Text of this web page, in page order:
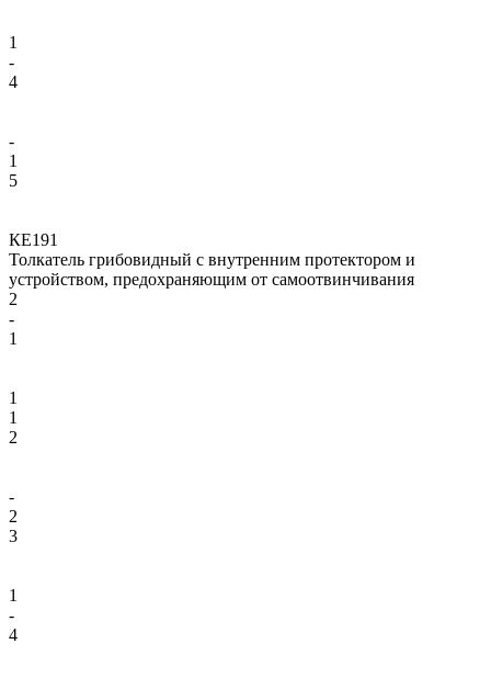
1
-
4
-
1
5
КЕ191
Толкатель грибовидный с внутренним протектором и
устройством, предохраняющим от самоотвинчивания
2
-
1
1
1
2
-
2
3
1
-
4